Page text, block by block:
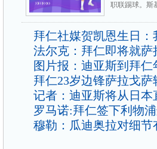
职联踢球。
拜仁社媒贺凯恩生日
法尔克：拜仁即将就萨
图片报：迪亚斯到拜仁
拜仁23岁边锋萨拉戈
记者：迪亚斯将从日
罗马诺:拜仁签下利物
穆勒：瓜迪奥拉对细